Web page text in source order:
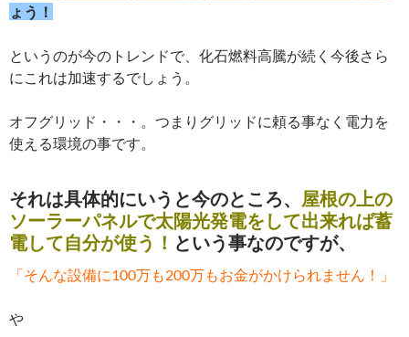
ょう！
というのが今のトレンドで、化石燃料高騰が続く今後さら
にこれは加速するでしょう。
オフグリッド・・・。つまりグリッドに頼る事なく電力を
使える環境の事です。
それは具体的にいうと今のところ、 屋根の上の
ソーラーパネルで太陽光発電をして出来れば蓄
電して自分が使う！ という事なのですが、
「そんな設備に100万も200万もお金がかけられません！」
や